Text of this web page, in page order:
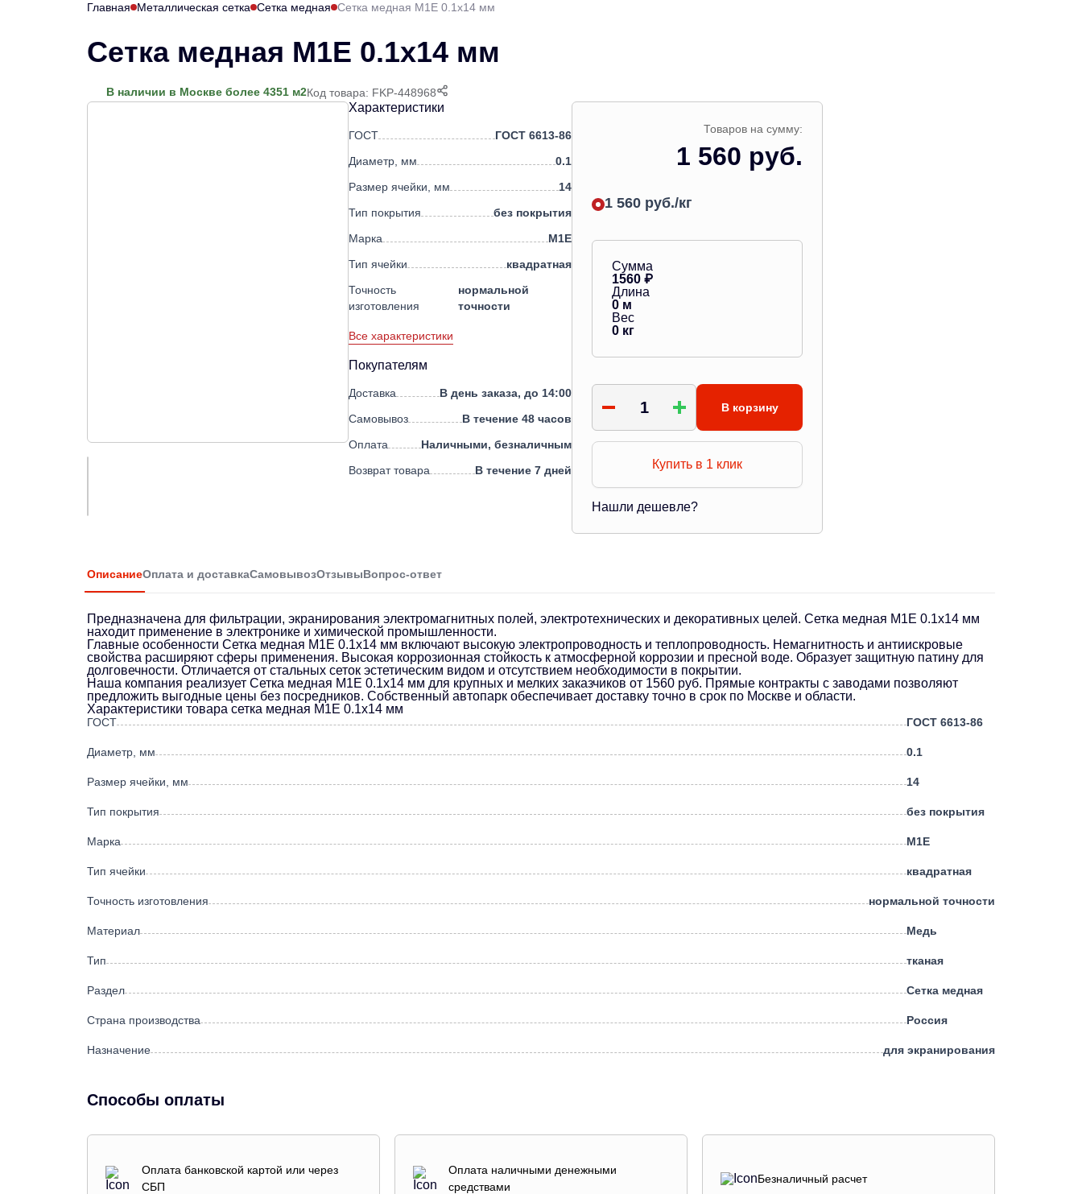
Главная Металлическая сетка Сетка медная Сетка медная М1Е 0.1х14 мм
Сетка медная М1Е 0.1х14 мм
В наличии в Москве более 4351 м2Код товара: FKP-448968
Характеристики
ГОСТ
ГОСТ 6613-86
Диаметр, мм
0.1
Размер ячейки, мм
14
Тип покрытия
без покрытия
Марка
М1Е
Тип ячейки
квадратная
Точность
изготовления
нормальной
точности
Все характеристики
Покупателям
Доставка
В день заказа, до 14:00
Самовывоз
В течение 48 часов
Оплата
Наличными, безналичным
Возврат товара
В течение 7 дней
Товаров на сумму:
1 560 руб.
1 560 руб./кг
Сумма
1560 ₽
Длина
0 м
Вес
0 кг
В корзину
Купить в 1 клик
Нашли дешевле?
ОписаниеОплата и доставкаСамовывозОтзывыВопрос-ответ
Предназначена для фильтрации, экранирования электромагнитных полей, электротехнических и декоративных целей. Сетка медная М1Е 0.1х14 мм
находит применение в электронике и химической промышленности.
Главные особенности Сетка медная М1Е 0.1х14 мм включают высокую электропроводность и теплопроводность. Немагнитность и антиискровые
свойства расширяют сферы применения. Высокая коррозионная стойкость к атмосферной коррозии и пресной воде. Образует защитную патину для
долговечности. Отличается от стальных сеток эстетическим видом и отсутствием необходимости в покрытии.
Наша компания реализует Сетка медная М1Е 0.1х14 мм для крупных и мелких заказчиков от 1560 руб. Прямые контракты с заводами позволяют
предложить выгодные цены без посредников. Собственный автопарк обеспечивает доставку точно в срок по Москве и области.
Характеристики товара сетка медная М1Е 0.1х14 мм
ГОСТ ГОСТ 6613-86
Диаметр, мм 0.1
Размер ячейки, мм 14
Тип покрытия без покрытия
Марка М1Е
Тип ячейки квадратная
Точность изготовления нормальной точности
Материал Медь
Тип тканая
Раздел Сетка медная
Страна производства Россия
Назначение для экранирования
Способы оплаты
Оплата банковской картой или через
СБП
Оплата наличными денежными
средствами
Безналичный расчет